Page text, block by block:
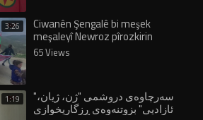
3:26 Ciwanên Şengalê bi meşek
meşaleyî Newroz pîrozkirin
65 Views
1:19 "سەرچاوەی دروشمی "ژن، ژیان،
ئازادیی" بزوتنەوەی ڕزگاریخوازی